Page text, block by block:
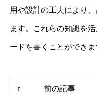
用や設計の工夫により
ます。これらの知識を
ードを書くことができま
前の記事